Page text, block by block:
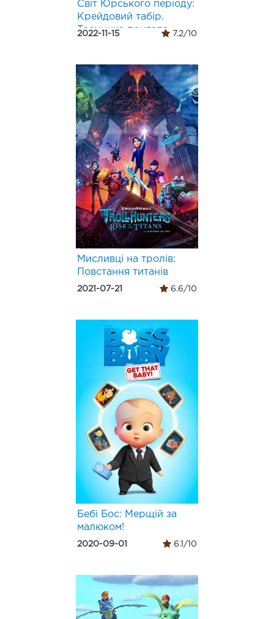
Світ Юрського періоду:
Крейдовий табір.
Таємнича пригода
2022-11-15 7.2/10
Мисливці на тролів:
Повстання титанів
2021-07-21 6.6/10
Бебі Бос: Мерщій за
малюком!
2020-09-01 6.1/10